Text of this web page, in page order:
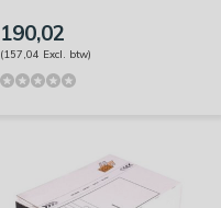
190,02
(157,04 Excl. btw)